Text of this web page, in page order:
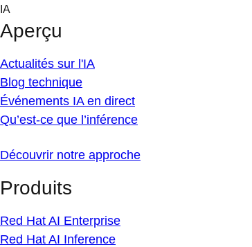
Skip
content
IA
Aperçu
Actualités sur l'IA
Blog technique
Événements IA en direct
Qu’est-ce que l’inférence
Découvrir notre approche
Produits
Red Hat AI Enterprise
Red Hat AI Inference